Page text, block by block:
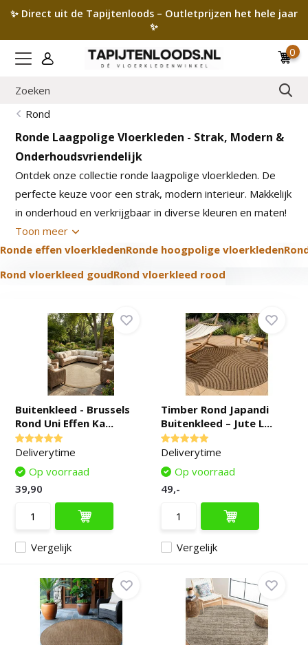
✨ Direct uit de Tapijtenloods – Outletprijzen het hele jaar
✨
0
Rond
Ronde Laagpolige Vloerkleden - Strak, Modern &
Onderhoudsvriendelijk
Ontdek onze collectie ronde laagpolige vloerkleden. De
perfecte keuze voor een strak, modern interieur. Makkelijk
in onderhoud en verkrijgbaar in diverse kleuren en maten!
Toon meer
Ronde effen vloerkledenRonde hoogpolige vloerkleden
Rond vloerkleed goudRond vloerkleed rood
Buitenkleed - Brussels
Rond Uni Effen Ka...
Deliverytime
Vergelijk
Op voorraad
39,90
Timber Rond Japandi
Buitenkleed – Jute L...
Deliverytime
Vergelijk
Op voorraad
49,-